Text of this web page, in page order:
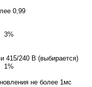
0,99
3%
415/240 В (выбирается)
1%
не более 1мс